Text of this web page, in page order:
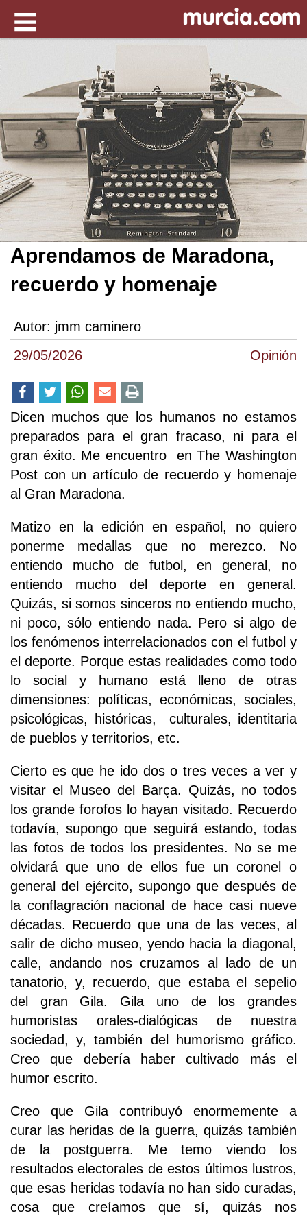
29/05/2026 Opinión
Aprendamos de Maradona,
recuerdo y homenaje
Autor: jmm caminero
Dicen muchos que los humanos no estamos
preparados para el gran fracaso, ni para el
gran éxito. Me encuentro en The Washington
Post con un artículo de recuerdo y homenaje
al Gran Maradona.
Matizo en la edición en español, no quiero
ponerme medallas que no merezco. No
entiendo mucho de futbol, en general, no
entiendo mucho del deporte en general.
Quizás, si somos sinceros no entiendo mucho,
ni poco, sólo entiendo nada. Pero si algo de
los fenómenos interrelacionados con el futbol y
el deporte. Porque estas realidades como todo
lo social y humano está lleno de otras
dimensiones: políticas, económicas, sociales,
psicológicas, históricas, culturales, identitaria
de pueblos y territorios, etc.
Cierto es que he ido dos o tres veces a ver y
visitar el Museo del Barça. Quizás, no todos
los grande forofos lo hayan visitado. Recuerdo
todavía, supongo que seguirá estando, todas
las fotos de todos los presidentes. No se me
olvidará que uno de ellos fue un coronel o
general del ejército, supongo que después de
la conflagración nacional de hace casi nueve
décadas. Recuerdo que una de las veces, al
salir de dicho museo, yendo hacia la diagonal,
calle, andando nos cruzamos al lado de un
tanatorio, y, recuerdo, que estaba el sepelio
del gran Gila. Gila uno de los grandes
humoristas orales-dialógicas de nuestra
sociedad, y, también del humorismo gráfico.
Creo que debería haber cultivado más el
humor escrito.
Creo que Gila contribuyó enormemente a
curar las heridas de la guerra, quizás también
de la postguerra. Me temo viendo los
resultados electorales de estos últimos lustros,
que esas heridas todavía no han sido curadas,
cosa que creíamos que sí, quizás nos